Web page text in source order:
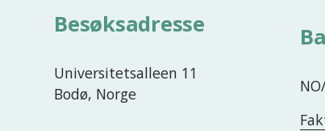
Besøksadresse
Universitetsalleen 11
Bodø, Norge